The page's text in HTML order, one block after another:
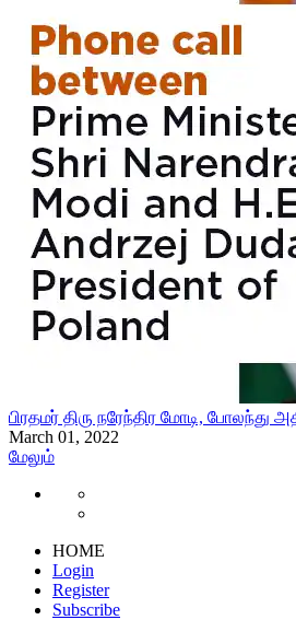
பிரதமர் திரு நரேந்திர மோடி,
March 01, 2022
மேலும்
HOME
Login
Register
Subscribe